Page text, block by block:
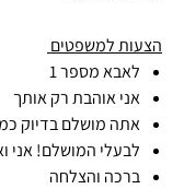
הצעות למשפטים
לאבא מספר 1
אני אוהבת רק אותך
אתה מושלם בדיוק
לבעלי המושלם! אני
ברכה והצלחה